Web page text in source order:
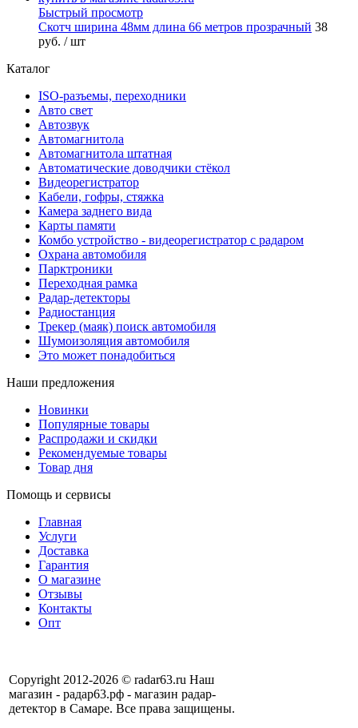
Быстрый просмотр
Скотч ширина 48мм длина 66 метров прозрачный 38
руб. / шт
Каталог
ISO-разъемы, переходники
Авто свет
Автозвук
Автомагнитола
Автомагнитола штатная
Автоматические доводчики стёкол
Видеорегистратор
Кабели, гофры, стяжка
Камера заднего вида
Карты памяти
Комбо устройство - видеорегистратор с радаром
Охрана автомобиля
Парктроники
Переходная рамка
Радар-детекторы
Радиостанция
Трекер (маяк) поиск автомобиля
Шумоизоляция автомобиля
Это может понадобиться
Наши предложения
Новинки
Популярные товары
Распродажи и скидки
Рекомендуемые товары
Товар дня
Помощь и сервисы
Главная
Услуги
Доставка
Гарантия
О магазине
Отзывы
Контакты
Опт
Copyright 2012-2026 © radar63.ru Наш
магазин - радар63.рф - магазин радар-
детектор в Самаре. Все права защищены.